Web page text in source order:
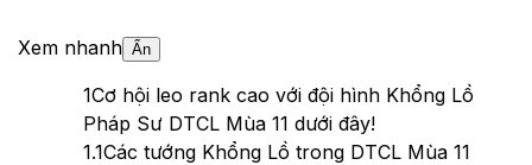
Xem nhanh Ẩn
1Cơ hội leo rank cao với đội hình Khổng Lồ
Pháp Sư DTCL Mùa 11 dưới đây!
1.1Các tướng Khổng Lồ trong DTCL Mùa 11